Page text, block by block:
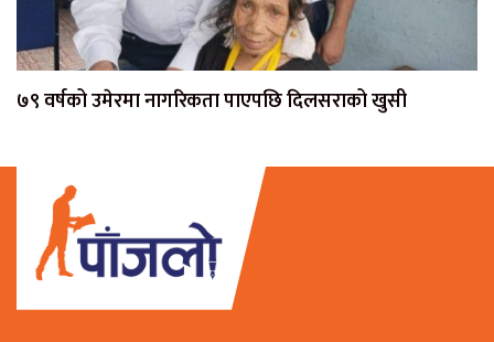
७९ वर्षको उमेरमा नागरिकता पाएपछि दिलसराको खुसी